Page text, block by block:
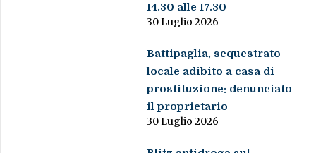
14.30 alle 17.30
30 Luglio 2026
Battipaglia, sequestrato
locale adibito a casa di
prostituzione: denunciato
il proprietario
30 Luglio 2026